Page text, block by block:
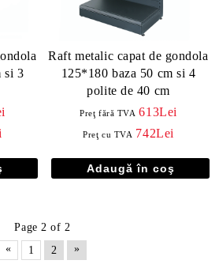
si 3
Raft metalic capat de gondola
125*180 baza 50 cm si 4
polite de 40 cm
Preţ fără TVA 613Lei
Preţ cu TVA 742Lei
Page 2 of 2
«
1 2 »